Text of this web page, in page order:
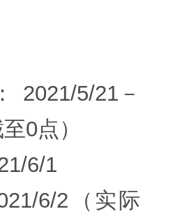
5/21－
0点）
6/1
6/2（实际